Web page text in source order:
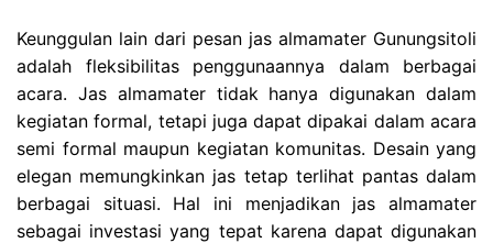
Keunggulan lain dari pesan jas almamater Gunungsitoli
adalah fleksibilitas penggunaannya dalam berbagai
acara. Jas almamater tidak hanya digunakan dalam
kegiatan formal, tetapi juga dapat dipakai dalam acara
semi formal maupun kegiatan komunitas. Desain yang
elegan memungkinkan jas tetap terlihat pantas dalam
berbagai situasi. Hal ini menjadikan jas almamater
sebagai investasi yang tepat karena dapat digunakan